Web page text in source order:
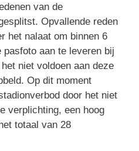
van de
Opvallende reden
het nalaat om binnen 6
aan te leveren bij
niet voldoen aan deze
Op dit moment
door het niet
verplichting, een hoog
totaal van 28